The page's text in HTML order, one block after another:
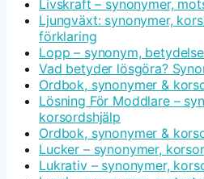
Livskraft – synonymer,
Ljungväxt: synonymer,
förklaring
Lopp – synonym,
Vad betyder lösgöra?
Ordbok, synonymer &
Lösning För Moddlare –
korsordshjälp
Ordbok, synonymer &
Lucker – synonymer,
Lukrativ – synonymer,